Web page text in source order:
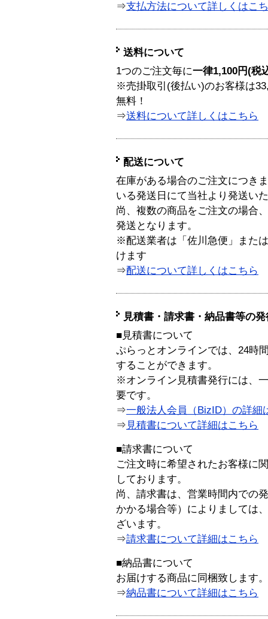
⇒支払方法について詳しくはこ
送料について
1つのご注文毎に一律1,100円(税
※売掛取引(後払い)のお客様は
無料！
⇒送料について詳しくはこちら
配送について
在庫がある場合のご注文につき
いる発送日にて当社より発送い
尚、複数の商品をご注文の場合
発送となります。
※配送業者は「佐川急便」また
けます
⇒配送について詳しくはこちら
見積書・請求書・納品書等の
■見積書について
ぷらっとオンラインでは、24時
することができます。
※オンライン見積書発行には、
要です。
⇒一般法人会員（BizID）の詳細
⇒ 見積書について詳細はこちら
■請求書について
ご注文時に希望されたお客様に
しております。
尚、請求書は、営業時間内での
かかる場合等）によりましては
ざいます。
⇒請求書について詳細はこちら
■納品書について
お届けする商品に同梱致します。
⇒納品書について詳細はこちら